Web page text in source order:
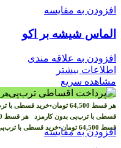
افزودن به مقایسه
الماس شیشه بر اکو
افزودن به علاقه مندی
اطلاعات بیشتر
مشاهده سریع
هر قسط 64,500 تومان•خرید قسطی با
قسطی با ترب‌پی بدون کارمزد هر قسط
قسط 64,500 تومان•خرید قسطی باافزودن به مقایسه